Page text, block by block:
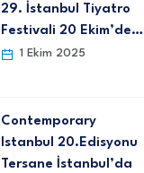
29. İstanbul Tiyatro
Festivali 20 Ekim’de…
1 Ekim 2025
Contemporary
Istanbul 20.Edisyonu
Tersane İstanbul’da